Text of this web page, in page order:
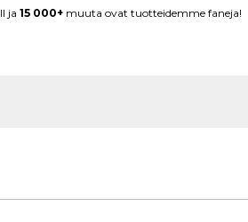
ja 15 000+muuta ovat tuotteidemme faneja!